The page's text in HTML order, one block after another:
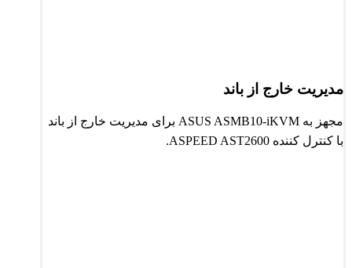
مدیریت خارج از باند
مجهز به ASUS ASMB10-iKVM برای مدیریت خارج از باند
با کنترل کننده ASPEED AST2600.